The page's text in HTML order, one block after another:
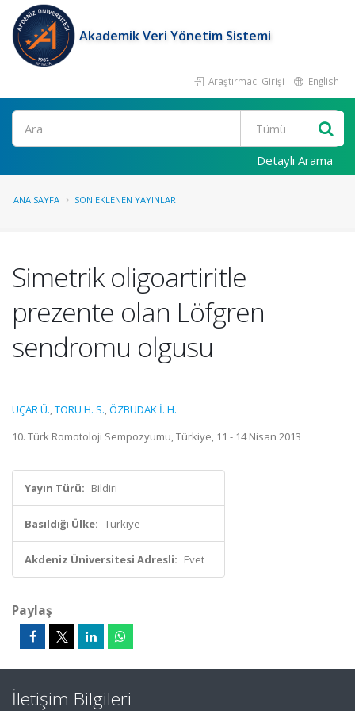
Akademik Veri Yönetim Sistemi
Araştırmacı Girişi English
Ara
Detaylı Arama
ANA SAYFA SON EKLENEN YAYINLAR
Simetrik oligoartiritle
prezente olan Löfgren
sendromu olgusu
UÇAR Ü.,TORU H. S.,ÖZBUDAK İ. H.
10. Türk Romotoloji Sempozyumu, Türkiye, 11 - 14 Nisan 2013
Yayın Türü: Bildiri
Basıldığı Ülke: Türkiye
Akdeniz Üniversitesi Adresli: Evet
Paylaş
İletişim Bilgileri